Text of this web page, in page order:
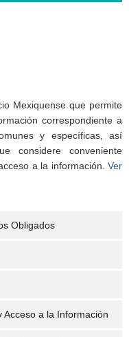
Mexiquense que permite
correspondiente a
y específicas, así
considere conveniente
a la información. Ver
Obligados
Acceso a la Información